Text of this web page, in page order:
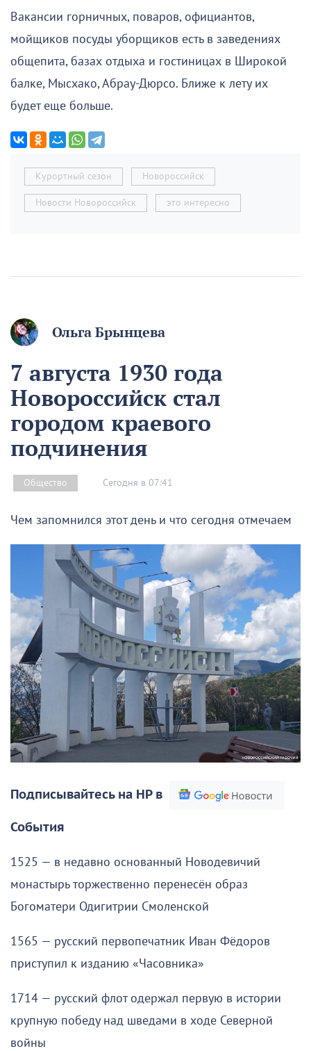
Вакансии горничных, поваров, официантов,
мойщиков посуды уборщиков есть в заведениях
общепита, базах отдыха и гостиницах в Широкой
балке, Мысхако, Абрау-Дюрсо. Ближе к лету их
будет еще больше.
Курортный сезон Новороссийск
Новости Новороссийск это интересно
Ольга Брынцева
7 августа 1930 года
Новороссийск стал
городом краевого
подчинения
Общество Сегодня в 07:41
Чем запомнился этот день и что сегодня отмечаем
Подписывайтесь на НР в
События
1525 — в недавно основанный Новодевичий
монастырь торжественно перенесён образ
Богоматери Одигитрии Смоленской
1565 — русский первопечатник Иван Фёдоров
приступил к изданию «Часовника»
1714 — русский флот одержал первую в истории
крупную победу над шведами в ходе Северной
войны